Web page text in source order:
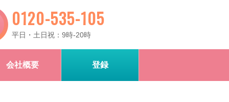
0120-535-105
平日・土日祝：9時-20時
会社概要 登録